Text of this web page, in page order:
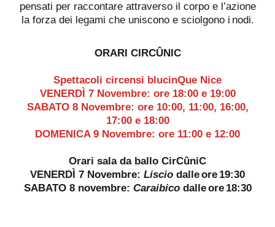
pensati per raccontare attraverso il corpo e l’azione
la forza dei legami che uniscono e sciolgono i nodi.
ORARI CIRCÛNIC
Spettacoli circensi blucinQue Nice
VENERDÌ 7 Novembre: ore 18:00 e 19:00
SABATO 8 Novembre: ore 10:00, 11:00, 16:00,
17:00 e 18:00
DOMENICA 9 Novembre: ore 11:00 e 12:00
Orari sala da ballo CirCûniC
VENERDÌ 7 Novembre: Liscio dalle ore 19:30
SABATO 8 novembre: Caraibicodalle ore 18:30